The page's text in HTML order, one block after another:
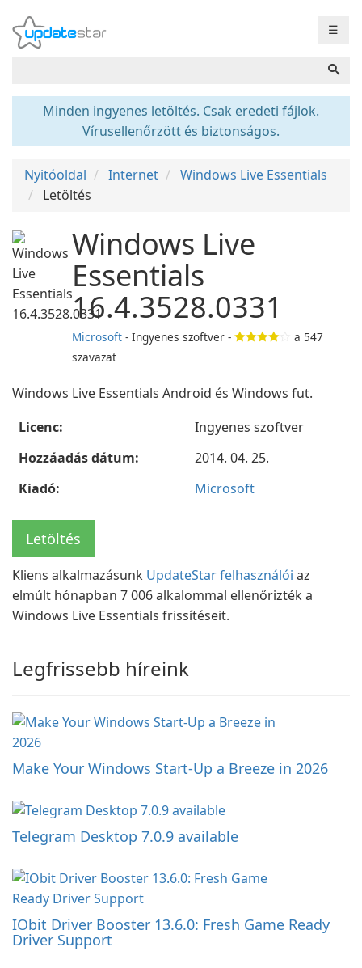
☰
Minden ingyenes letöltés. Csak eredeti fájlok.
Vírusellenőrzött és biztonságos.
Nyitóoldal Internet
Windows Live Essentials
Letöltés
Windows Live
Essentials
16.4.3528.0331
Microsoft - Ingyenes szoftver - a 547
szavazat
Windows Live Essentials Android és Windows fut.
Licenc:
Ingyenes szoftver
Hozzáadás dátum:
2014. 04. 25.
Kiadó:
Microsoft
Letöltés
Kliens alkalmazásunk UpdateStar felhasználói az
elmúlt hónapban 7 006 alkalommal ellenőrizték a
Windows Live Essentials frissítéseit.
Legfrissebb híreink
Make Your Windows Start-Up a Breeze in 2026
Telegram Desktop 7.0.9 available
IObit Driver Booster 13.6.0: Fresh Game Ready
Driver Support